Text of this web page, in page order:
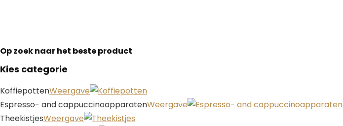
Op zoek naar het beste product
Kies categorie
KoffiepottenWeergave
Espresso- and cappuccinoapparatenWeergave
TheekistjesWeergave